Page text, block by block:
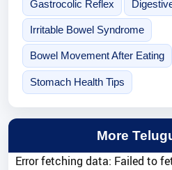
Gastrocolic Reflex
Irritable Bowel Syndrome
Bowel Movement After Eating
Stomach Health Tips
More
Error fetching data: Failed to